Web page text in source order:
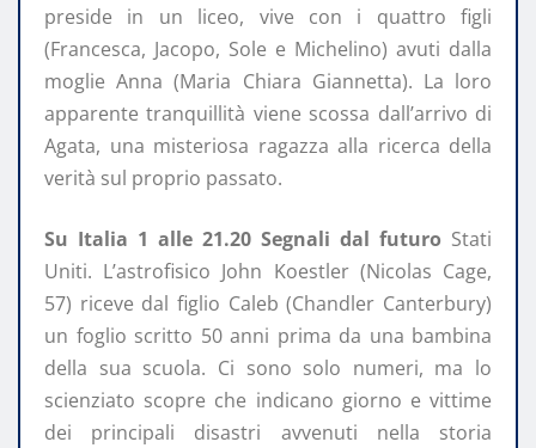
preside in un liceo, vive con i quattro figli
(Francesca, Jacopo, Sole e Michelino) avuti dalla
moglie Anna (Maria Chiara Giannetta). La loro
apparente tranquillità viene scossa dall’arrivo di
Agata, una misteriosa ragazza alla ricerca della
verità sul proprio passato.
Su Italia 1 alle 21.20 Segnali dal futuro Stati
Uniti. L’astrofisico John Koestler (Nicolas Cage,
57) riceve dal figlio Caleb (Chandler Canterbury)
un foglio scritto 50 anni prima da una bambina
della sua scuola. Ci sono solo numeri, ma lo
scienziato scopre che indicano giorno e vittime
dei principali disastri avvenuti nella storia